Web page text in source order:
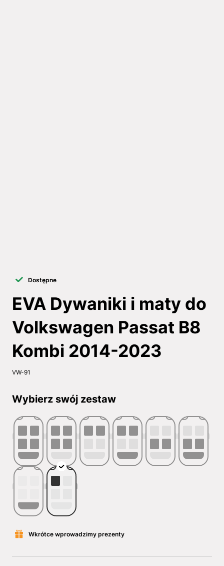
Dostępne
EVA Dywaniki i maty do
Volkswagen Passat B8
Kombi 2014-2023
VW-91
Wybierz swój zestaw
Wkrótce wprowadzimy prezenty